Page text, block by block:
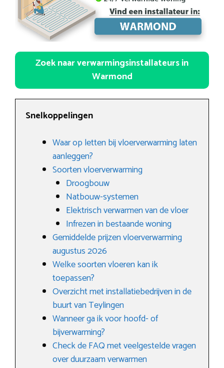
Zoek naar verwarmingsinstallateurs in
Warmond
Snelkoppelingen
Waar op letten bij vloerverwarming laten
aanleggen?
Soorten vloerverwarming
Droogbouw
Natbouw-systemen
Elektrisch verwarmen van de vloer
Infrezen in bestaande woning
Gemiddelde prijzen vloerverwarming
augustus 2026
Welke soorten vloeren kan ik
toepassen?
Overzicht met installatiebedrijven in de
buurt van Teylingen
Wanneer ga ik voor hoofd- of
bijverwarming?
Check de FAQ met veelgestelde vragen
over duurzaam verwarmen